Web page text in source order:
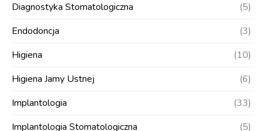
Diagnostyka Stomatologiczna
(5)
Endodoncja
(3)
Higiena
(10)
Higiena Jamy Ustnej
(6)
Implantologia
(33)
Implantologia Stomatologiczna
(5)